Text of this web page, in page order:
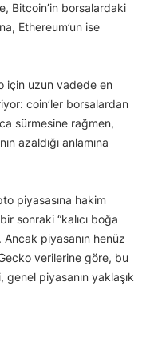
Bitcoin’in borsalardaki
Ethereum’un ise
için uzun vadede en
coin’ler borsalardan
sürmesine rağmen,
azaldığı anlamına
piyasasına hakim
sonraki “kalıcı boğa
piyasanın henüz
verilerine göre, bu
piyasanın yaklaşık